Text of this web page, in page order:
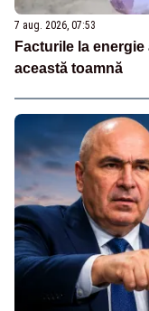
7 aug. 2026, 07:53
Facturile la
această toamnă